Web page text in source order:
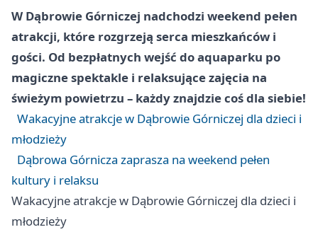
W Dąbrowie Górniczej nadchodzi weekend pełen
atrakcji, które rozgrzeją serca mieszkańców i
gości. Od bezpłatnych wejść do aquaparku po
magiczne spektakle i relaksujące zajęcia na
świeżym powietrzu – każdy znajdzie coś dla siebie!
Wakacyjne atrakcje w Dąbrowie Górniczej dla dzieci i
młodzieży
Dąbrowa Górnicza zaprasza na weekend pełen
kultury i relaksu
Wakacyjne atrakcje w Dąbrowie Górniczej dla dzieci i
młodzieży